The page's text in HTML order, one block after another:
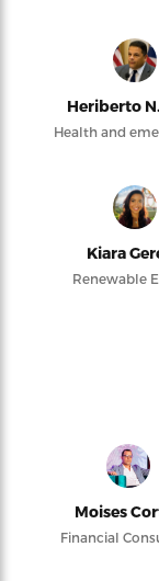
Heriberto
Health and
Kiara
Renewable
Moises
Financial